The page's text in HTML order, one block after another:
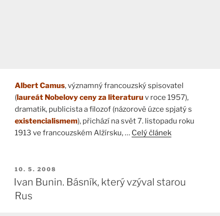
Albert Camus, významný francouzský spisovatel
(laureát Nobelovy ceny za literaturuv roce 1957),
dramatik, publicista a filozof (názorově úzce spjatý s
existencialismem), přichází na svět 7. listopadu roku
1913 ve francouzském Alžírsku, … Celý článek
PUBLIKOVÁNO
10. 5. 2008
Ivan Bunin. Básník, který vzýval starou
Rus